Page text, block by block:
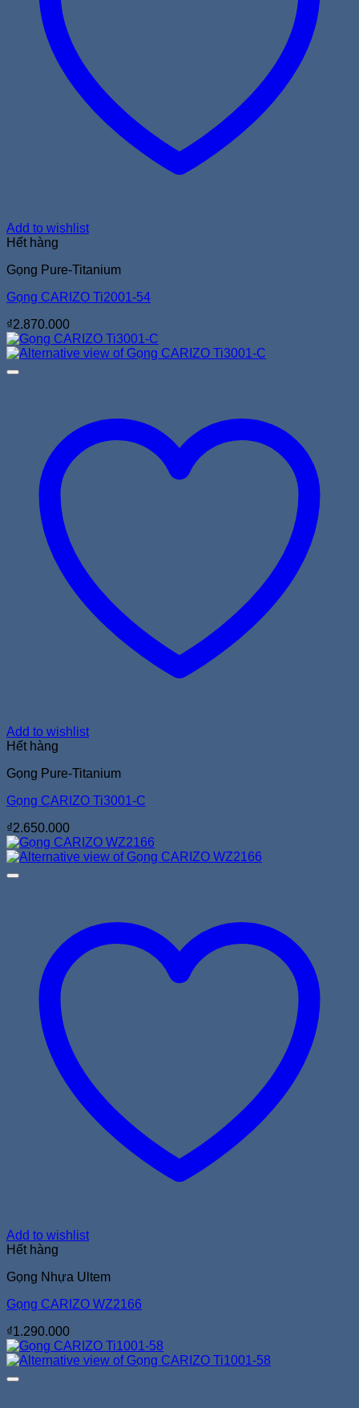
Add to wishlist
Hết hàng
Gọng Pure-Titanium
Gọng CARIZO Ti2001-54
₫2.870.000
Add to wishlist
Hết hàng
Gọng Pure-Titanium
Gọng CARIZO Ti3001-C
₫2.650.000
Add to wishlist
Hết hàng
Gọng Nhựa Ultem
Gọng CARIZO WZ2166
₫1.290.000